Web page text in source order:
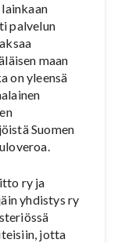
palvelun
maan
on yleensä
Suomen
ry ja
yhdistys ry
jotta